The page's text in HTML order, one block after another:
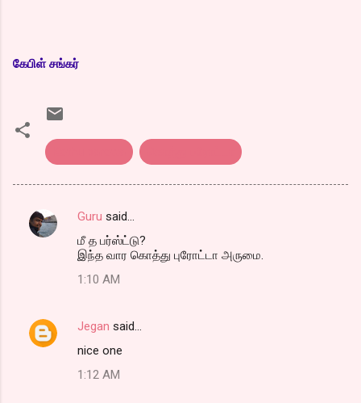
கேபிள் சங்கர்
C
n
Guru said…
மீ த பர்ஸ்ட்டு?
இந்த வார கொத்து புரோட்டா அருமை.
1:10 AM
Jegan said…
nice one
1:12 AM